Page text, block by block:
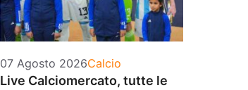
07 Agosto 2026Categorie
Calcio
Live Calciomercato, tutte le